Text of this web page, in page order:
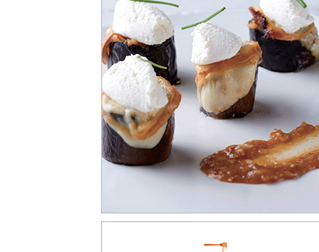
고르곤졸라 치즈 소스를 곁들인 뇨끼
후레쉬 트러플을 곁들인 진한 버섯향의 스파게티
바닷가재와 후레쉬 토마토, 바질을 곁들인 스파게티
생새우와 후레쉬 모짜렐라를 곁들인 스파게티
새우와 샤프론을 곁들인 먹물 소스 스파게티
다진 해산물을 곁들인 해산물 라구 소스 스파게티
신선한 토마토 페스토와 레몬 제스트를 곁들인 해
송로버섯향의 육회를 곁들인 스파게티
아스파라거스, 어린 양배추, 차돌박이를 곁들인 스
리코타 치즈로 속을 채운 리가토니와 바질 페스토,
성게알과 아부르가를 곁들인 스파게티
PART 05 리소토와 해산물, 고기 요리